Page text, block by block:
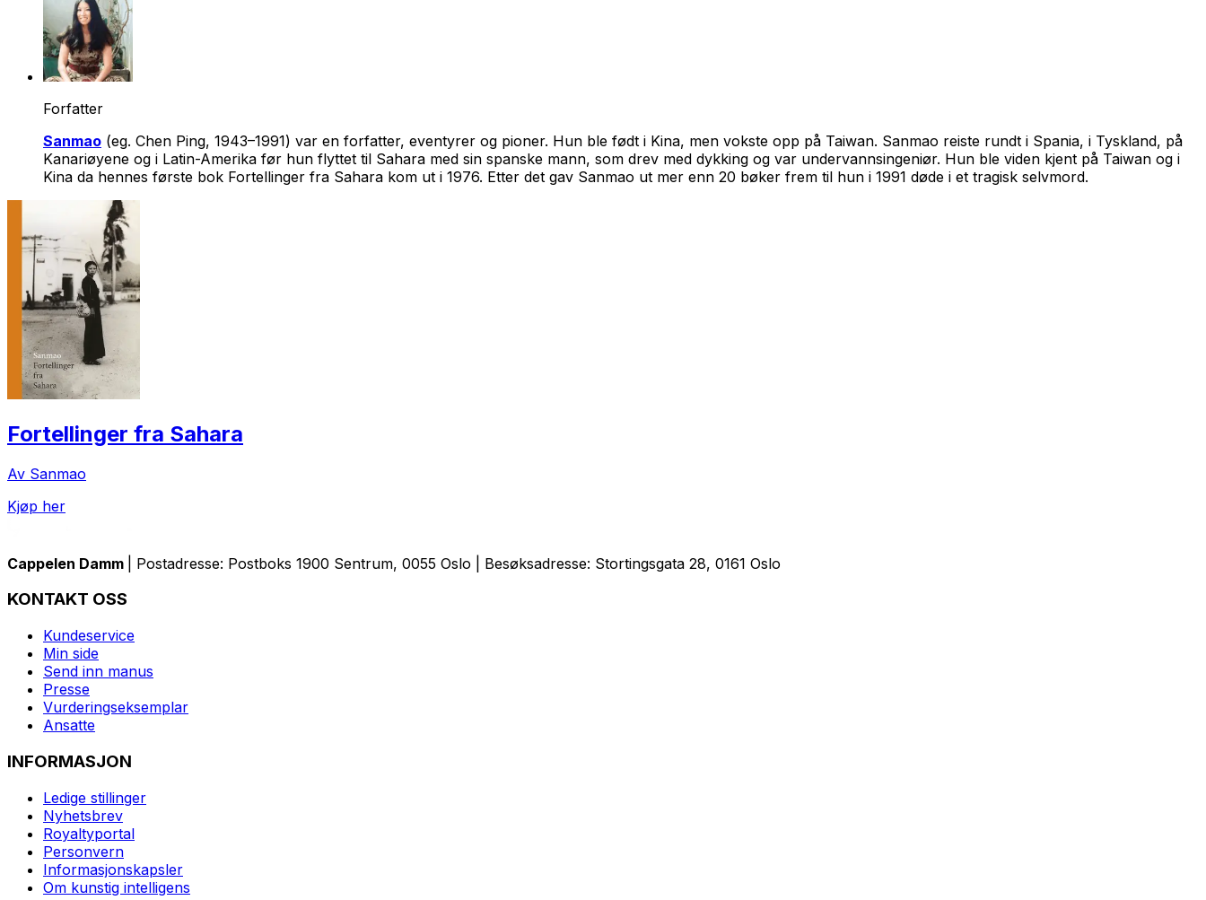
Forfatter
Sanmao (eg. Chen Ping, 1943–1991) var en forfatter, eventyrer og pioner. Hun ble født i Kina, men vokste opp på Taiwan. Sanmao reiste rundt i Spania, i Tyskland, på
Kanariøyene og i Latin-Amerika før hun flyttet til Sahara med sin spanske mann, som drev med dykking og var undervannsingeniør. Hun ble viden kjent på Taiwan og i
Kina da hennes første bok Fortellinger fra Sahara kom ut i 1976. Etter det gav Sanmao ut mer enn 20 bøker frem til hun i 1991 døde i et tragisk selvmord.
Fortellinger fra Sahara
Av Sanmao
Kjøp her
Cappelen Damm | Postadresse: Postboks 1900 Sentrum, 0055 Oslo | Besøksadresse: Stortingsgata 28, 0161 Oslo
KONTAKT OSS
Kundeservice
Min side
Send inn manus
Presse
Vurderingseksemplar
Ansatte
INFORMASJON
Ledige stillinger
Nyhetsbrev
Royaltyportal
Personvern
Informasjonskapsler
Om kunstig intelligens